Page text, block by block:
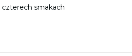
czterech smakach